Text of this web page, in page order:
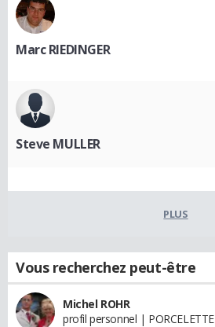
Marc RIEDINGER
Steve MULLER
PLUS
Vous recherchez peut-être
Michel ROHR
profil personnel | PORCELETTE